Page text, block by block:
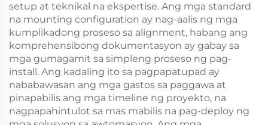
setup at teknikal na ekspertise. Ang mga standard
na mounting configuration ay nag-aalis ng mga
kumplikadong proseso sa alignment, habang ang
komprehensibong dokumentasyon ay gabay sa
mga gumagamit sa simpleng proseso ng pag-
install. Ang kadaling ito sa pagpapatupad ay
nababawasan ang mga gastos sa paggawa at
pinapabilis ang mga timeline ng proyekto, na
nagpapahintulot sa mas mabilis na pag-deploy ng